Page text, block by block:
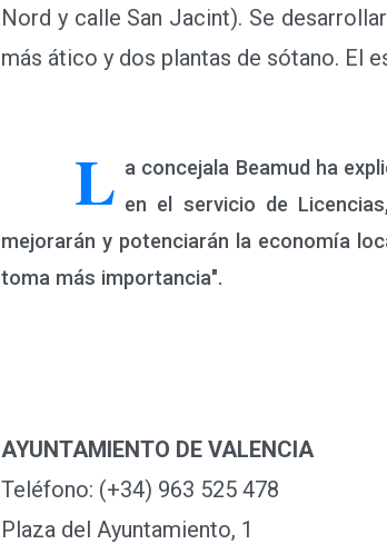
Nord y calle San Jacint). Se
más ático y dos plantas de sótano. El
L a concejala Beamud ha
en el servicio de
mejorarán y potenciarán la economía
toma más importancia".
AYUNTAMIENTO DE VALENCIA
Teléfono: (+34) 963 525 478
Plaza del Ayuntamiento, 1